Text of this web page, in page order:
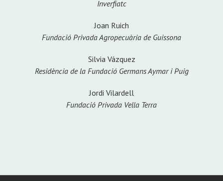
Inverfiatc
Joan Ruich
Fundació Privada Agropecuària de Guissona
Silvia Vázquez
Residència de la Fundació Germans Aymar i Puig
Jordi Vilardell
Fundació Privada Vella Terra